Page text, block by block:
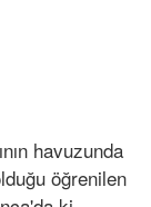
havuzunda
öğrenilen